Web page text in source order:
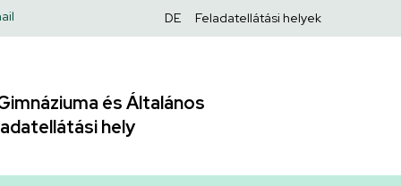
Felső
DE Feladatellátási helyek
és Általános
hely